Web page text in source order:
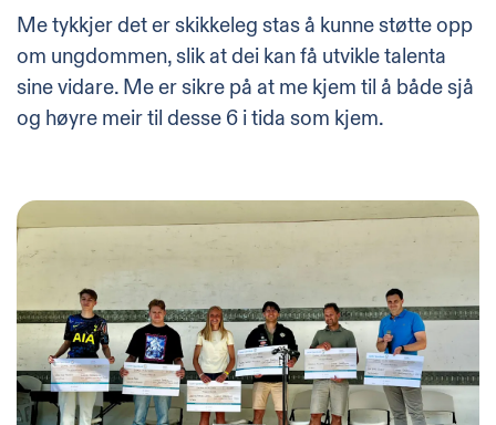
Me tykkjer det er skikkeleg stas å kunne støtte opp
om ungdommen, slik at dei kan få utvikle talenta
sine vidare. Me er sikre på at me kjem til å både sjå
og høyre meir til desse 6 i tida som kjem.